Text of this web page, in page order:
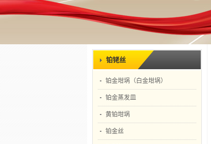
铂铑丝
铂金坩埚（白金坩埚）
铂金蒸发皿
黄铂坩埚
铂金丝